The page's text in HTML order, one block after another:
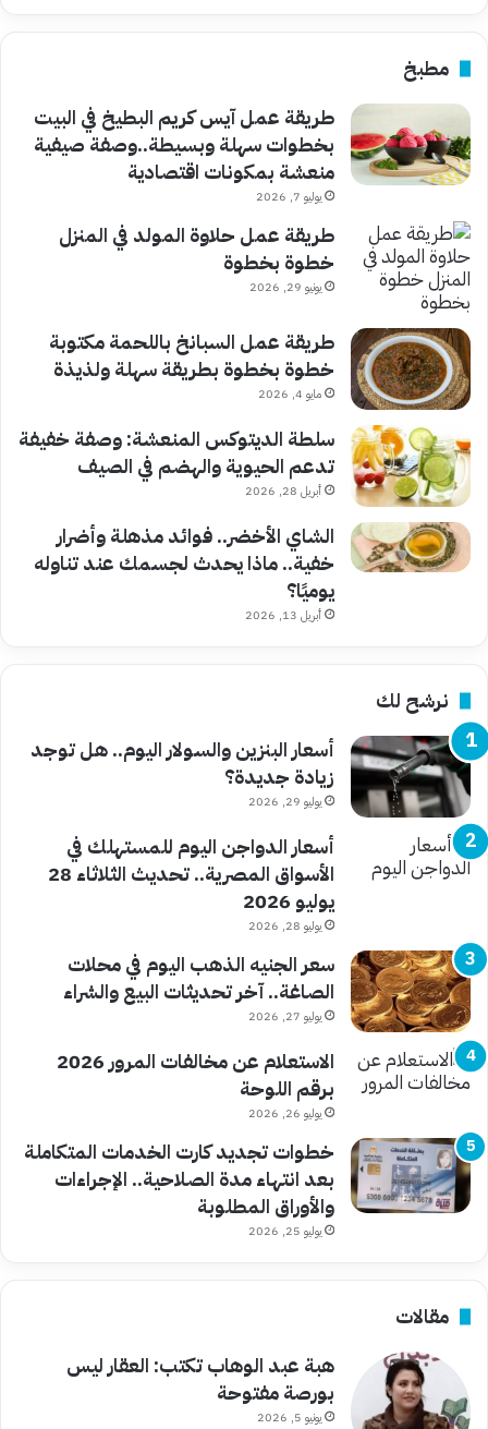
مطبخ
طريقة عمل آيس كريم البطيخ في البيت
بخطوات سهلة وبسيطة..وصفة صيفية
منعشة بمكونات اقتصادية
يوليو 7, 2026
طريقة عمل حلاوة المولد في المنزل
خطوة بخطوة
يونيو 29, 2026
طريقة عمل السبانخ باللحمة مكتوبة
خطوة بخطوة بطريقة سهلة ولذيذة
مايو 4, 2026
سلطة الديتوكس المنعشة: وصفة خفيفة
تدعم الحيوية والهضم في الصيف
أبريل 28, 2026
الشاي الأخضر.. فوائد مذهلة وأضرار
خفية.. ماذا يحدث لجسمك عند تناوله
يوميًا؟
أبريل 13, 2026
نرشح لك
أسعار البنزين والسولار اليوم.. هل توجد
زيادة جديدة؟
يوليو 29, 2026
أسعار الدواجن اليوم للمستهلك في
الأسواق المصرية.. تحديث الثلاثاء 28
يوليو 2026
يوليو 28, 2026
سعر الجنيه الذهب اليوم في محلات
الصاغة.. آخر تحديثات البيع والشراء
يوليو 27, 2026
الاستعلام عن مخالفات المرور 2026
برقم اللوحة
يوليو 26, 2026
خطوات تجديد كارت الخدمات المتكاملة
بعد انتهاء مدة الصلاحية.. الإجراءات
والأوراق المطلوبة
يوليو 25, 2026
مقالات
هبة عبد الوهاب تكتب: العقار ليس
بورصة مفتوحة
يونيو 5, 2026